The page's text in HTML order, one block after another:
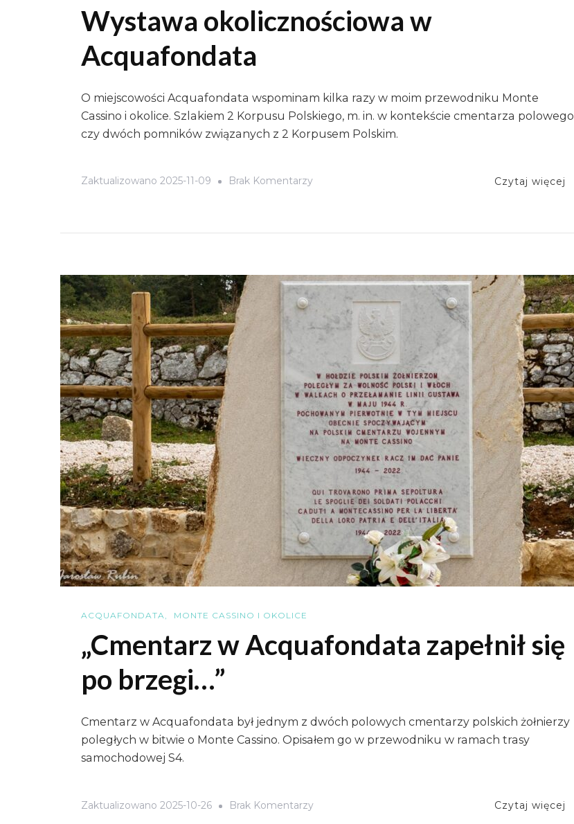
Wystawa okolicznościowa w
Acquafondata
O miejscowości Acquafondata wspominam kilka razy w moim przewodniku Monte
Cassino i okolice. Szlakiem 2 Korpusu Polskiego, m. in. w kontekście cmentarza polowego
czy dwóch pomników związanych z 2 Korpusem Polskim.
Zaktualizowano 2025-11-09 Brak KomentarzyDo
Czytaj więcej
ACQUAFONDATA MONTE CASSINO I OKOLICE
„Cmentarz w Acquafondata zapełnił się
po brzegi…”
Cmentarz w Acquafondata był jednym z dwóch polowych cmentarzy polskich żołnierzy
poległych w bitwie o Monte Cassino. Opisałem go w przewodniku w ramach trasy
samochodowej S4.
Zaktualizowano 2025-10-26 Brak KomentarzyDo
Czytaj więcej